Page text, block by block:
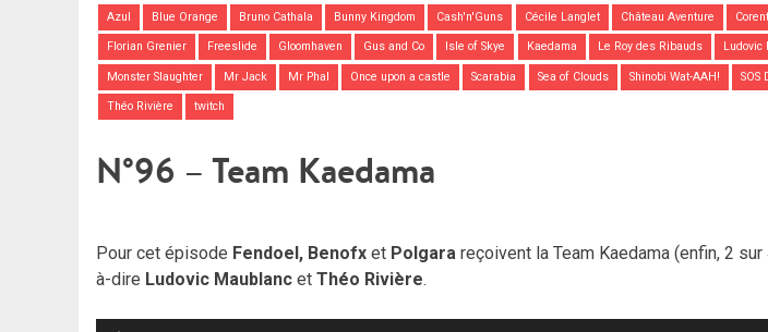
Azul Blue Orange Bruno Cathala Bunny Kingdom Cash'n'Guns Cécile Langlet Château Aventure
Florian Grenier Freeslide Gloomhaven Gus and Co Isle of Skye Kaedama Le Roy des Ribauds Ludovic
Monster Slaughter Mr Jack Mr Phal Once upon a castle Scarabia Sea of Clouds Shinobi Wat-AAH! SOS
Théo Rivière twitch
N°96 – Team Kaedama
Pour cet épisode Fendoel, Benofx et Polgara reçoivent la Team Kaedama (enfin, 2
à-dire Ludovic Maublanc et Théo Rivière.